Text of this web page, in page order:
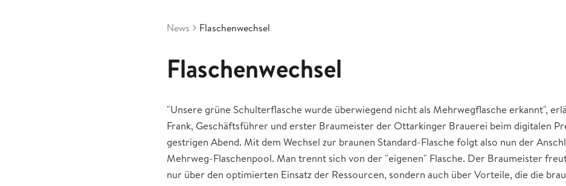
News Flaschenwechsel
Flaschenwechsel
"Unsere grüne Schulterflasche wurde überwiegend nicht als Mehrwegflasche erkannt",
Frank, Geschäftsführer und erster Braumeister der Ottarkinger Brauerei beim digitalen
gestrigen Abend. Mit dem Wechsel zur braunen Standard-Flasche folgt also nun der
Mehrweg-Flaschenpool. Man trennt sich von der "eigenen" Flasche. Der Braumeister
nur über den optimierten Einsatz der Ressourcen, sondern auch über Vorteile, die die